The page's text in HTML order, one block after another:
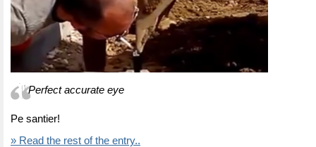
Perfect accurate eye
Pe santier!
» Read the rest of the entry..